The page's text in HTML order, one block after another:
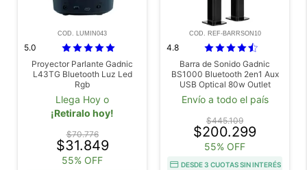
COD. LUMIN043
5.0
Proyector Parlante Gadnic
L43TG Bluetooth Luz Led
Rgb
Llega Hoy o
¡Retiralo hoy!
$70.776
$31.849
55% OFF
COD. REF-BARRSON10
4.8
Barra de Sonido Gadnic
BS1000 Bluetooth 2en1 Aux
USB Optical 80w Outlet
Envío a todo el país
$445.109
$200.299
55% OFF
DESDE 3 CUOTAS SIN INTERÉS